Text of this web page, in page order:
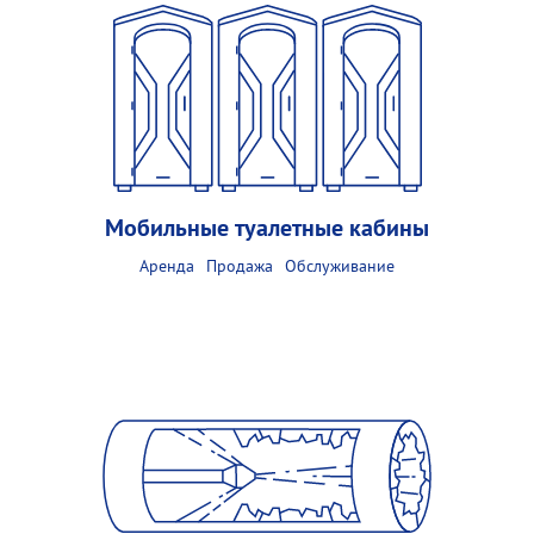
Мобильные туалетные кабины
Аренда Продажа Обслуживание